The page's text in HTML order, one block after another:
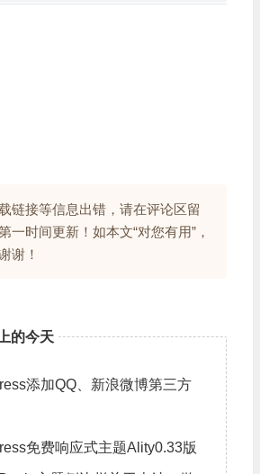
链接等信息出错，请在评论区留
一时间更新！如本文“对您有用”，
谢！
的今天
添加QQ、新浪微博第三方
免费响应式主题Ality0.33版